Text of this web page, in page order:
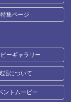
特集ページ
ーギャラリー
語について
ントムービー